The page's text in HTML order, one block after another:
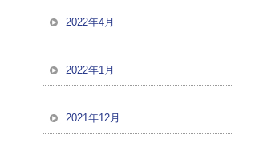
2022年4月
2022年1月
2021年12月